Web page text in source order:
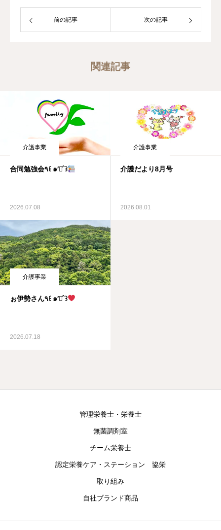
前の記事 次の記事
関連記事
介護事業
合同勉強会٩꒰ ๑′◡͐`꒱
2026.07.08
介護事業
介護だより8月号
2026.08.01
介護事業
ぉ伊勢さん٩꒰ ๑′◡͐`꒱
2026.07.18
管理栄養士・栄養士
無菌調剤室
チーム栄養士
認定栄養ケア・ステーション 協栄
取り組み
自社ブランド商品